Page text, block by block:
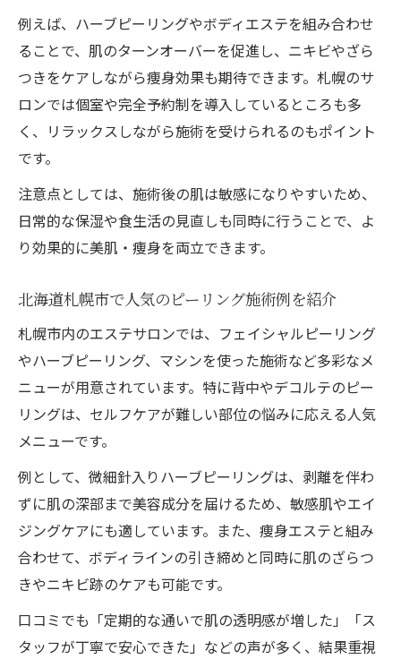
例えば、ハーブピーリングやボディエステを組み合わせ
ることで、肌のターンオーバーを促進し、ニキビやざら
つきをケアしながら痩身効果も期待できます。札幌のサ
ロンでは個室や完全予約制を導入しているところも多
く、リラックスしながら施術を受けられるのもポイント
です。
注意点としては、施術後の肌は敏感になりやすいため、
日常的な保湿や食生活の見直しも同時に行うことで、よ
り効果的に美肌・痩身を両立できます。
北海道札幌市で人気のピーリング施術例を紹介
札幌市内のエステサロンでは、フェイシャルピーリング
やハーブピーリング、マシンを使った施術など多彩なメ
ニューが用意されています。特に背中やデコルテのピー
リングは、セルフケアが難しい部位の悩みに応える人気
メニューです。
例として、微細針入りハーブピーリングは、剥離を伴わ
ずに肌の深部まで美容成分を届けるため、敏感肌やエイ
ジングケアにも適しています。また、痩身エステと組み
合わせて、ボディラインの引き締めと同時に肌のざらつ
きやニキビ跡のケアも可能です。
口コミでも「定期的な通いで肌の透明感が増した」「ス
タッフが丁寧で安心できた」などの声が多く、結果重視